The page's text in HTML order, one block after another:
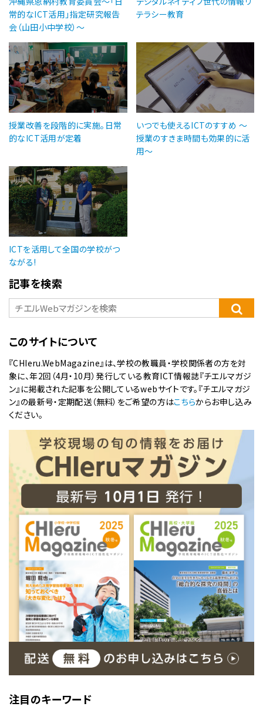
常的なICT活用」指定研究報告
会（山田小中学校）～
テラシー教育
授業改善を段階的に実施。日常
的なICT活用が定着
いつでも使えるICTのすすめ ～
授業のすきま時間も効果的に活
用～
ICTを活用して全国の学校がつ
ながる!
記事を検索
このサイトについて
『CHIeru.WebMagazine』は、学校の教職員・学校関係者の方を対
象に、年2回（4月・10月）発行している教育ICT情報誌『チエルマガジ
ン』に掲載された記事を公開しているwebサイトです。『チエルマガジ
ン』の最新号・定期配送（無料）をご希望の方はこちらからお申し込み
ください。
注目のキーワード